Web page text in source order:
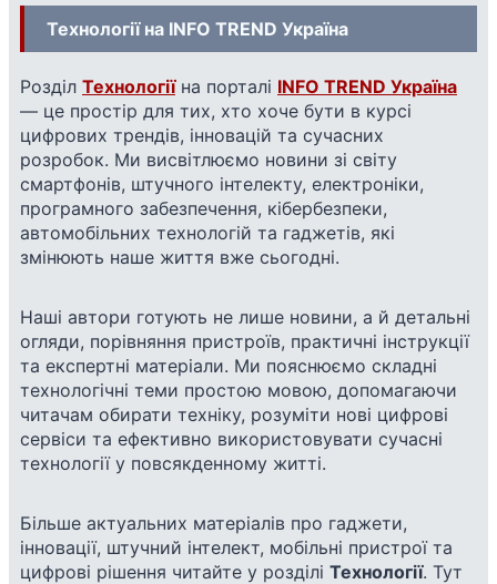
Технології на INFO TREND Україна
Розділ Технологіїна порталі INFO TREND Україна
— це простір для тих, хто хоче бути в курсі
цифрових трендів, інновацій та сучасних
розробок. Ми висвітлюємо новини зі світу
смартфонів, штучного інтелекту, електроніки,
програмного забезпечення, кібербезпеки,
автомобільних технологій та гаджетів, які
змінюють наше життя вже сьогодні.
Наші автори готують не лише новини, а й детальні
огляди, порівняння пристроїв, практичні інструкції
та експертні матеріали. Ми пояснюємо складні
технологічні теми простою мовою, допомагаючи
читачам обирати техніку, розуміти нові цифрові
сервіси та ефективно використовувати сучасні
технології у повсякденному житті.
Більше актуальних матеріалів про гаджети,
інновації, штучний інтелект, мобільні пристрої та
цифрові рішення читайте у розділі Технології. Тут